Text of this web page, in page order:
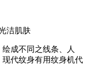
成不同之线条、人
代纹身有用纹身机代